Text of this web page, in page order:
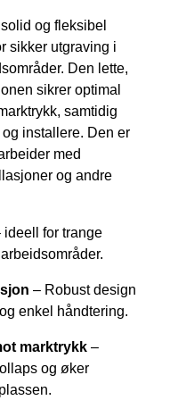
og fleksibel
sikker utgraving i
Den lette,
sikrer optimal
samtidig
installere. Den er
med
og andre
ideell for trange
– Robust design
enkel håndtering.
marktrykk –
og øker